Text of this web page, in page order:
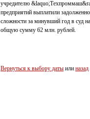
учредителю
предприятий выплатили
сложности за минувший год в суд
общую сумму 62 млн. рублей.
Вернуться к выбору даты или назад